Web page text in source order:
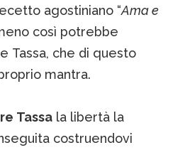
agostiniano “Ama e
così potrebbe
Tassa, che di questo
mantra.
Tassa la libertà la
costruendovi